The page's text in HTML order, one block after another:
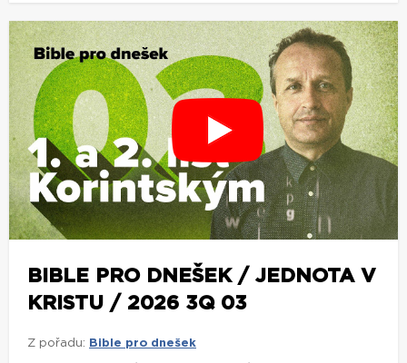
BIBLE PRO DNEŠEK / JEDNOTA V
KRISTU / 2026 3Q 03
Z pořadu: Bible pro dnešek